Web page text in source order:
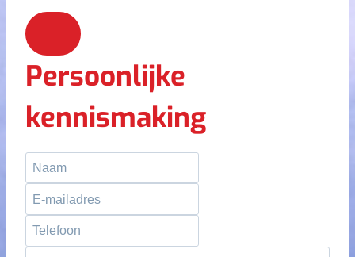
Persoonlijke
kennismaking